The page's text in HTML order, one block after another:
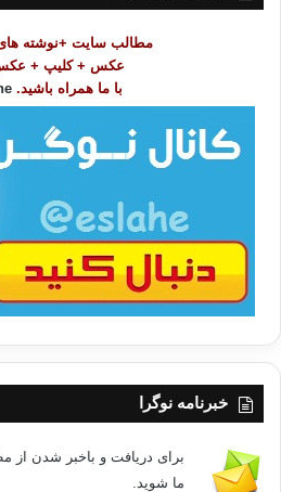
مطالب سایت +نوشته های
عکس + کلیپ +
با ما همراه باشید.
خبرنامه نوگرا
برای دریافت و باخبر شدن از
ما شوید.